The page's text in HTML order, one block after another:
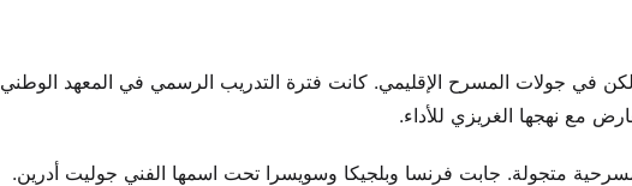
في جولات المسرح الإقليمي. كانت فترة التدريب الرسمي في المعهد الوطني
مع نهجها الغريزي للأداء.
متجولة. جابت فرنسا وبلجيكا وسويسرا تحت اسمها الفني جوليت أدرين.